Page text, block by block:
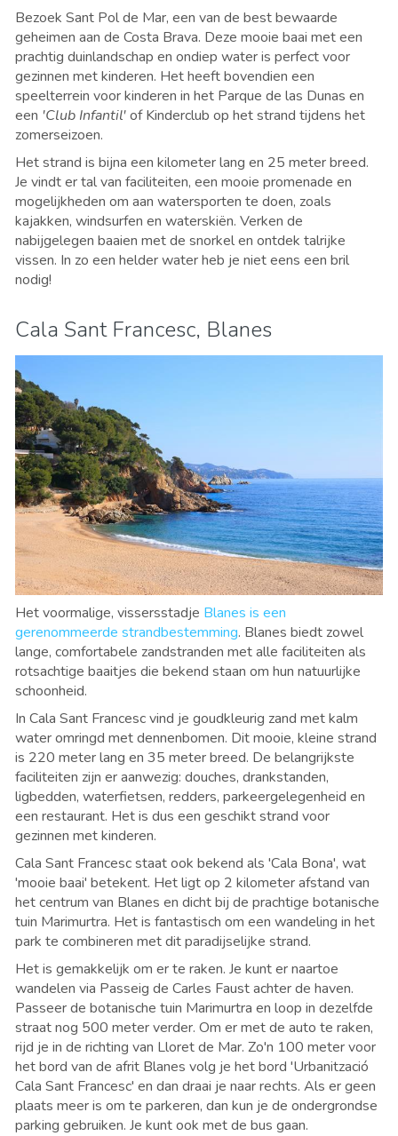
Bezoek Sant Pol de Mar, een van de best bewaarde
geheimen aan de Costa Brava. Deze mooie baai met een
prachtig duinlandschap en ondiep water is perfect voor
gezinnen met kinderen. Het heeft bovendien een
speelterrein voor kinderen in het Parque de las Dunas en
een 'Club Infantil'of Kinderclub op het strand tijdens het
zomerseizoen.
Het strand is bijna een kilometer lang en 25 meter breed.
Je vindt er tal van faciliteiten, een mooie promenade en
mogelijkheden om aan watersporten te doen, zoals
kajakken, windsurfen en waterskiën. Verken de
nabijgelegen baaien met de snorkel en ontdek talrijke
vissen. In zo een helder water heb je niet eens een bril
nodig!
Cala Sant Francesc, Blanes
Het voormalige, vissersstadje Blanes is een
gerenommeerde strandbestemming. Blanes biedt zowel
lange, comfortabele zandstranden met alle faciliteiten als
rotsachtige baaitjes die bekend staan om hun natuurlijke
schoonheid.
In Cala Sant Francesc vind je goudkleurig zand met kalm
water omringd met dennenbomen. Dit mooie, kleine strand
is 220 meter lang en 35 meter breed. De belangrijkste
faciliteiten zijn er aanwezig: douches, drankstanden,
ligbedden, waterfietsen, redders, parkeergelegenheid en
een restaurant. Het is dus een geschikt strand voor
gezinnen met kinderen.
Cala Sant Francesc staat ook bekend als 'Cala Bona', wat
'mooie baai' betekent. Het ligt op 2 kilometer afstand van
het centrum van Blanes en dicht bij de prachtige botanische
tuin Marimurtra. Het is fantastisch om een wandeling in het
park te combineren met dit paradijselijke strand.
Het is gemakkelijk om er te raken. Je kunt er naartoe
wandelen via Passeig de Carles Faust achter de haven.
Passeer de botanische tuin Marimurtra en loop in dezelfde
straat nog 500 meter verder. Om er met de auto te raken,
rijd je in de richting van Lloret de Mar. Zo'n 100 meter voor
het bord van de afrit Blanes volg je het bord 'Urbanització
Cala Sant Francesc' en dan draai je naar rechts. Als er geen
plaats meer is om te parkeren, dan kun je de ondergrondse
parking gebruiken. Je kunt ook met de bus gaan.